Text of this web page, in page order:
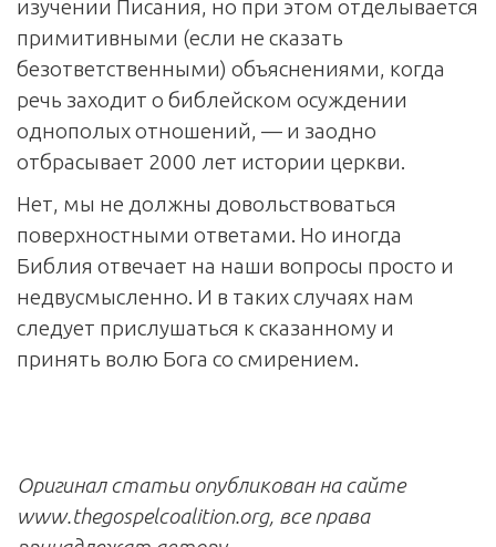
изучении Писания, но при этом отделывается
примитивными (если не сказать
безответственными) объяснениями, когда
речь заходит о библейском осуждении
однополых отношений, — и заодно
отбрасывает 2000 лет истории церкви.
Нет, мы не должны довольствоваться
поверхностными ответами. Но иногда
Библия отвечает на наши вопросы просто и
недвусмысленно. И в таких случаях нам
следует прислушаться к сказанному и
принять волю Бога со смирением.
Оригинал статьи опубликован на сайте
www.thegospelcoalition.org, все права